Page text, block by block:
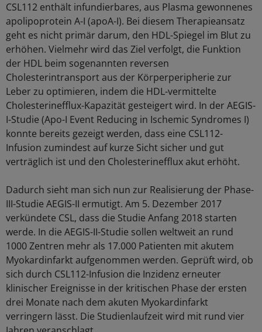
CSL112 enthält infundierbares, aus Plasma gewonnenes
apolipoprotein A-I (apoA-I). Bei diesem Therapieansatz
geht es nicht primär darum, den HDL-Spiegel im Blut zu
erhöhen. Vielmehr wird das Ziel verfolgt, die Funktion
der HDL beim sogenannten reversen
Cholesterintransport aus der Körperperipherie zur
Leber zu optimieren, indem die HDL-vermittelte
Cholesterinefflux-Kapazität gesteigert wird. In der AEGIS-
I-Studie (Apo-I Event Reducing in Ischemic Syndromes I)
konnte bereits gezeigt werden, dass eine CSL112-
Infusion zumindest auf kurze Sicht sicher und gut
verträglich ist und den Cholesterinefflux akut erhöht.
Dadurch sieht man sich nun zur Realisierung der Phase-
III-Studie AEGIS-II ermutigt. Am 5. Dezember 2017
verkündete CSL, dass die Studie Anfang 2018 starten
werde. In die AEGIS-II-Studie sollen weltweit an rund
1000 Zentren mehr als 17.000 Patienten mit akutem
Myokardinfarkt aufgenommen werden. Geprüft wird, ob
sich durch CSL112-Infusion die Inzidenz erneuter
klinischer Ereignisse in der kritischen Phase der ersten
drei Monate nach dem akuten Myokardinfarkt
verringern lässt. Die Studienlaufzeit wird mit rund vier